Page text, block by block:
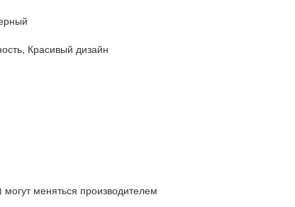
Красивый дизайн
меняться производителем